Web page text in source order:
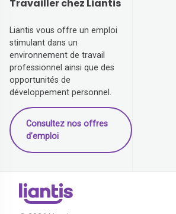
Travailler chez Liantis
Liantis vous offre un emploi
stimulant dans un
environnement de travail
professionnel ainsi que des
opportunités de
développement personnel.
Consultez nos offres
d’emploi